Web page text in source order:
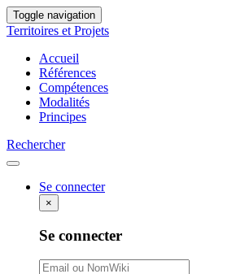
Toggle navigation
Territoires et Projets
Accueil
Références
Compétences
Modalités
Principes
Rechercher
Se connecter
×
Se connecter